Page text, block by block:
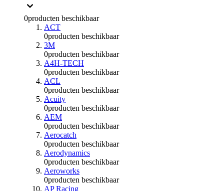
0producten beschikbaar
ACT
0producten beschikbaar
3M
0producten beschikbaar
A4H-TECH
0producten beschikbaar
ACL
0producten beschikbaar
Acuity
0producten beschikbaar
AEM
0producten beschikbaar
Aerocatch
0producten beschikbaar
Aerodynamics
0producten beschikbaar
Aeroworks
0producten beschikbaar
AP Racing